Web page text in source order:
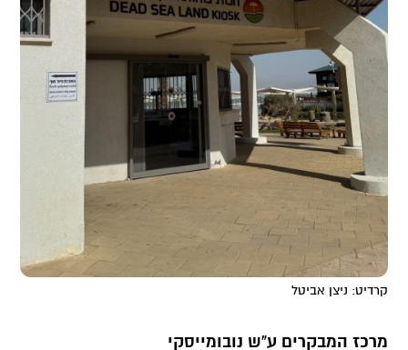
קרדיט: ניצן אביטל
מרכז המבקרים ע”ש נובומייסקי